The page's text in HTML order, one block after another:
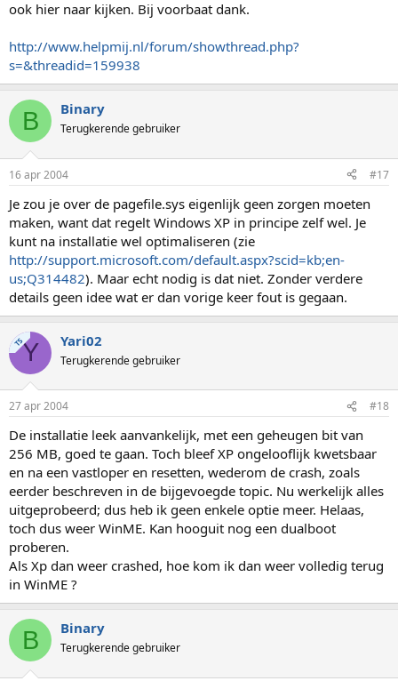
ook hier naar kijken. Bij voorbaat dank.
http://www.helpmij.nl/forum/showthread.php?
s=&threadid=159938
B Binary
Terugkerende gebruiker
16 apr 2004 #17
Je zou je over de pagefile.sys eigenlijk geen zorgen moeten
maken, want dat regelt Windows XP in principe zelf wel. Je
kunt na installatie wel optimaliseren (zie
http://support.microsoft.com/default.aspx?scid=kb;en-
us;Q314482). Maar echt nodig is dat niet. Zonder verdere
details geen idee wat er dan vorige keer fout is gegaan.
TSY Yari02
Terugkerende gebruiker
27 apr 2004 #18
De installatie leek aanvankelijk, met een geheugen bit van
256 MB, goed te gaan. Toch bleef XP ongelooflijk kwetsbaar
en na een vastloper en resetten, wederom de crash, zoals
eerder beschreven in de bijgevoegde topic. Nu werkelijk alles
uitgeprobeerd; dus heb ik geen enkele optie meer. Helaas,
toch dus weer WinME. Kan hooguit nog een dualboot
proberen.
Als Xp dan weer crashed, hoe kom ik dan weer volledig terug
in WinME ?
B Binary
Terugkerende gebruiker